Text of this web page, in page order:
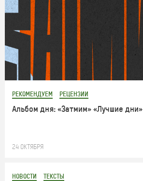
РЕКОМЕНДУЕМ РЕЦЕНЗИИ
Альбом дня: «Затмим» «Лучшие дни»
24 ОКТЯБРЯ
НОВОСТИ ТЕКСТЫ